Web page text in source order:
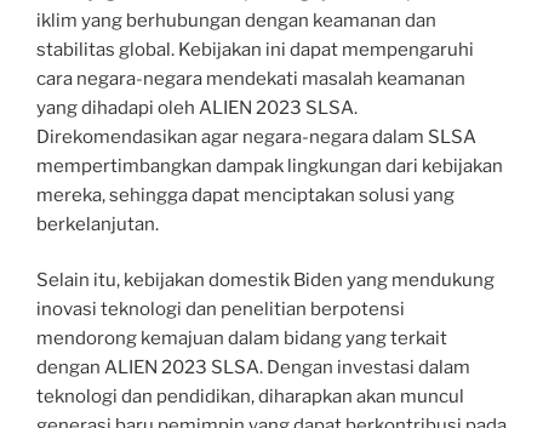
iklim yang berhubungan dengan keamanan dan
stabilitas global. Kebijakan ini dapat mempengaruhi
cara negara-negara mendekati masalah keamanan
yang dihadapi oleh ALIEN 2023 SLSA.
Direkomendasikan agar negara-negara dalam SLSA
mempertimbangkan dampak lingkungan dari kebijakan
mereka, sehingga dapat menciptakan solusi yang
berkelanjutan.
Selain itu, kebijakan domestik Biden yang mendukung
inovasi teknologi dan penelitian berpotensi
mendorong kemajuan dalam bidang yang terkait
dengan ALIEN 2023 SLSA. Dengan investasi dalam
teknologi dan pendidikan, diharapkan akan muncul